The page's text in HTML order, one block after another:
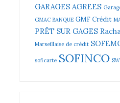
GARAGES AGREES
GMAC BANQUE GMF Crédit
PRËT SUR GAGES
Marseillaise de crédit
soficarte SOFINCO